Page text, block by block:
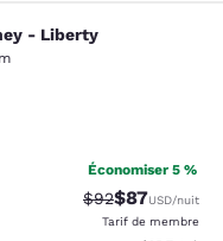
- Liberty
- Liberty
Économiser 5 %
Tarif barré :
$92Tarif réduit :
$87USD/nuit
Tarif de membre